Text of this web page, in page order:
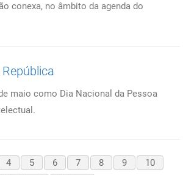
conexa, no âmbito da agenda do
maio como Dia Nacional da Pessoa
4 5 6 7 8 9
10